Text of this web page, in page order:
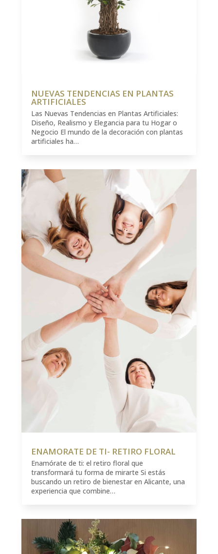
NUEVAS TENDENCIAS EN PLANTAS
ARTIFICIALES
Las Nuevas Tendencias en Plantas Artificiales:
Diseño, Realismo y Elegancia para tu Hogar o
Negocio El mundo de la decoración con plantas
artificiales ha…
ENAMORATE DE TI- RETIRO FLORAL
Enamórate de ti: el retiro floral que
transformará tu forma de mirarte Si estás
buscando un retiro de bienestar en Alicante, una
experiencia que combine…